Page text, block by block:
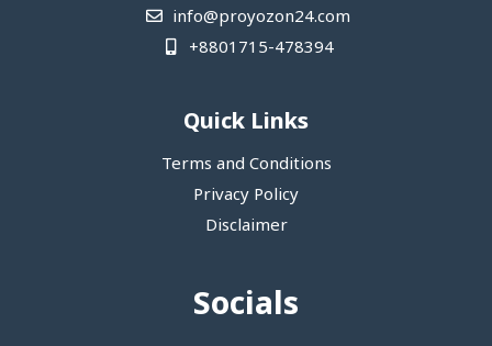
info@proyozon24.com
+8801715-478394
Quick Links
Terms and Conditions
Privacy Policy
Disclaimer
Socials